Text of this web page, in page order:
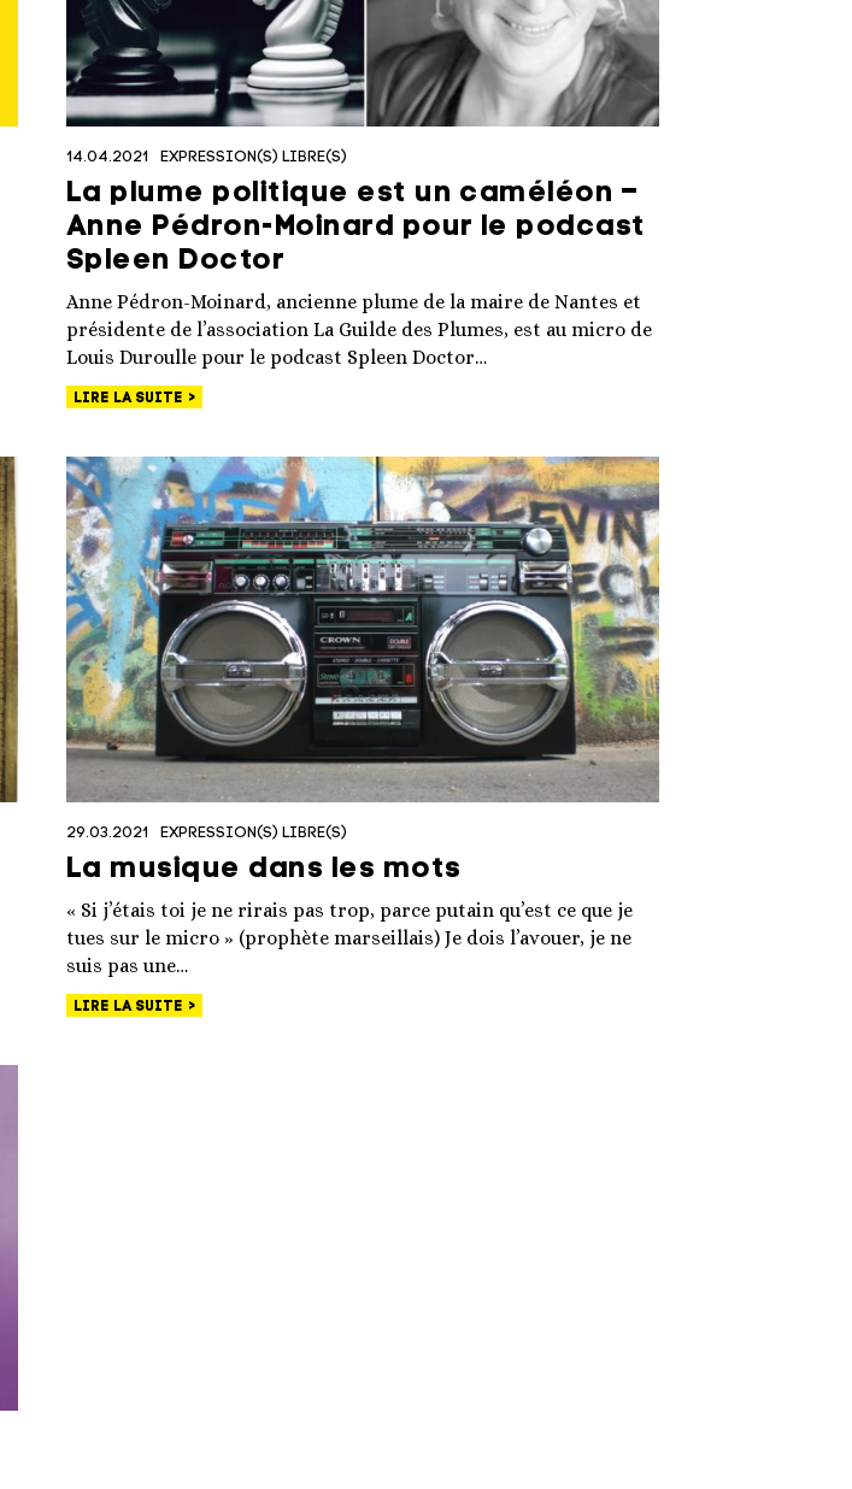
14.04.2021 EXPRESSION(S) LIBRE(S)
La plume politique est un caméléon –
Anne Pédron-Moinard pour le podcast
Spleen Doctor
Anne Pédron-Moinard, ancienne plume de la maire de Nantes et
présidente de l’association La Guilde des Plumes, est au micro de
Louis Duroulle pour le podcast Spleen Doctor…
LIRE LA SUITE
29.03.2021 EXPRESSION(S) LIBRE(S)
La musique dans les mots
« Si j’étais toi je ne rirais pas trop, parce putain qu’est ce que je
tues sur le micro » (prophète marseillais) Je dois l’avouer, je ne
suis pas une…
LIRE LA SUITE